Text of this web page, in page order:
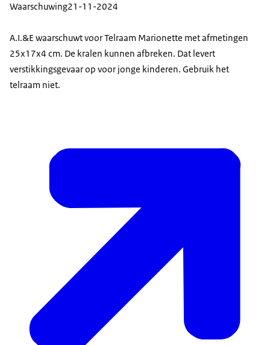
Waarschuwing21-11-2024
A.I.&E waarschuwt voor Telraam Marionette met afmetingen
25x17x4 cm. De kralen kunnen afbreken. Dat levert
verstikkingsgevaar op voor jonge kinderen. Gebruik het
telraam niet.